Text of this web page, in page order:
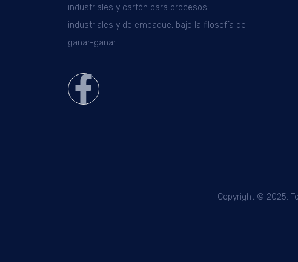
industriales y cartón para procesos
industriales y de empaque, bajo la filosofía de
ganar-ganar.
Copyright © 2025.